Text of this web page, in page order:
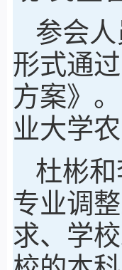
参会
形式通
方案》
业大学
杜彬
专业调
求、学